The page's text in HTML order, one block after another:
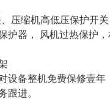
压缩机高低压保护开
器， 风机过热保护，
设备整机免费保修壹
跟进。